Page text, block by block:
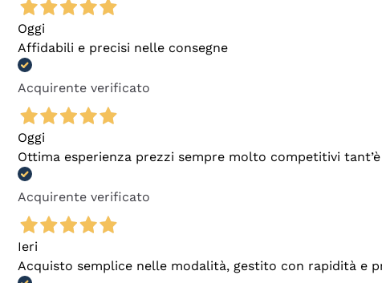
Oggi
Affidabili e precisi nelle consegne
Acquirente verificato
Oggi
Ottima esperienza prezzi sempre molto competitivi
Acquirente verificato
Ieri
Acquisto semplice nelle modalità, gestito con rapidità e